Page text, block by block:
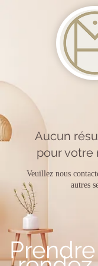
Aucun
pour votre
Veuillez nous
autres
Prendre